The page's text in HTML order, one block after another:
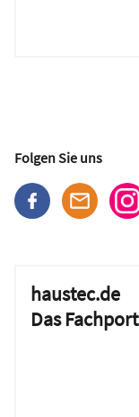
Folgen Sie uns
haustec.de
Das